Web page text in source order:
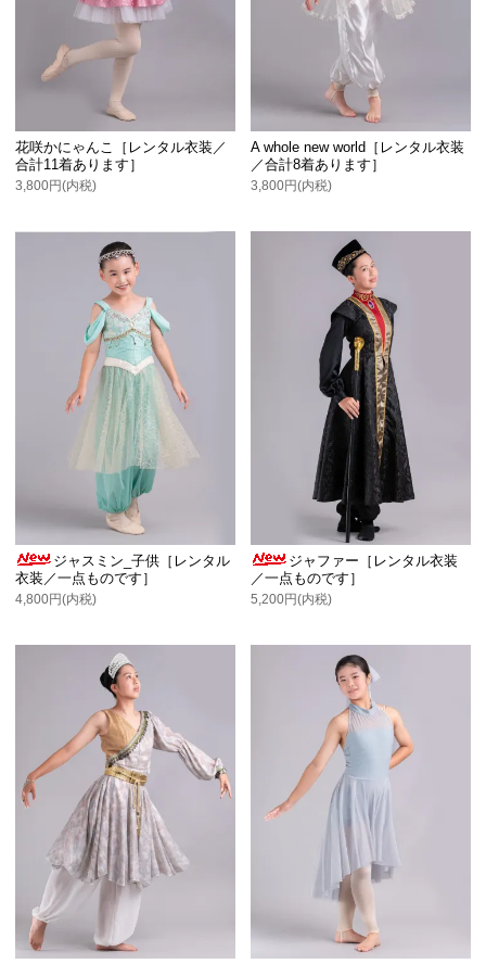
花咲かにゃんこ［レンタル衣装／
合計11着あります］
3,800円(内税)
A whole new world［レンタル衣装
／合計8着あります］
3,800円(内税)
ジャスミン_子供［レンタル
衣装／一点ものです］
4,800円(内税)
ジャファー［レンタル衣装
／一点ものです］
5,200円(内税)